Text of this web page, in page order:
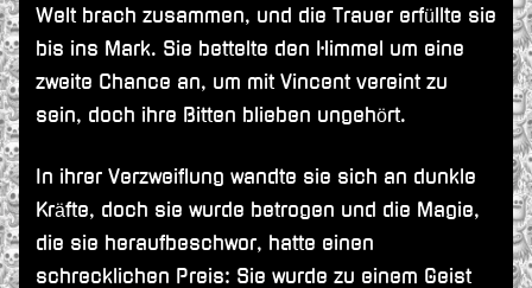
Welt brach zusammen, und die Trauer erfüllte sie
bis ins Mark. Sie bettelte den Himmel um eine
zweite Chance an, um mit Vincent vereint zu
sein, doch ihre Bitten blieben ungehört.
In ihrer Verzweiflung wandte sie sich an dunkle
Kräfte, doch sie wurde betrogen und die Magie,
die sie heraufbeschwor, hatte einen
schrecklichen Preis: Sie wurde zu einem Geist